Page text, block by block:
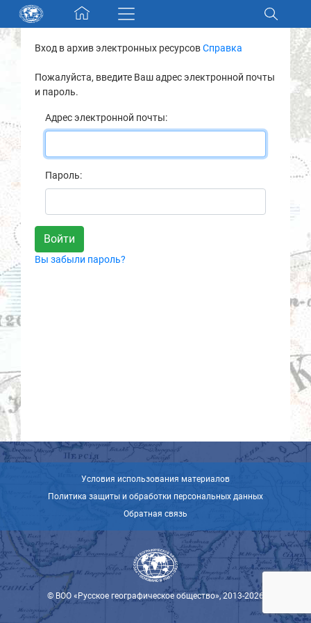
Skip navigation
Разделы и коллекции
Электронный каталог
Новости
О нас
Контакты
Партнеры
Вход в архив электронных ресурсовСправка
Пожалуйста, введите Ваш адрес электронной почты
и пароль.
Адрес электронной почты:
Пароль:
Вы забыли пароль?
Условия использования материалов
Политика защиты и обработки персональных данных
Обратная связь
© ВОО «Русское географическое общество», 2013-2026